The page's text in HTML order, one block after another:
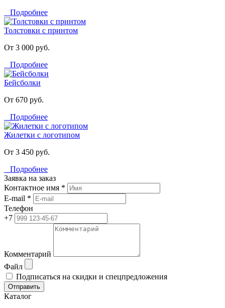
Подробнее
Толстовки с принтом
От 3 000 руб.
Подробнее
Бейсболки
От 670 руб.
Подробнее
Жилетки с логотипом
От 3 450 руб.
Подробнее
Заявка на заказ
Контактное имя *
E-mail *
Телефон
+7
Комментарий
Файл
Подписаться на скидки и спецпредложения
Отправить
Каталог